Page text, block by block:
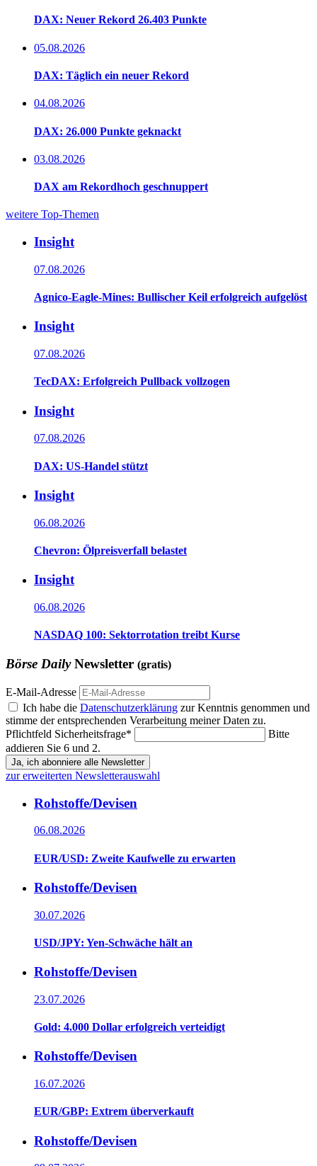
DAX: Neuer Rekord 26.403 Punkte
05.08.2026
DAX: Täglich ein neuer Rekord
04.08.2026
DAX: 26.000 Punkte geknackt
03.08.2026
DAX am Rekordhoch geschnuppert
weitere Top-Themen
Insight
07.08.2026
Agnico-Eagle-Mines: Bullischer Keil erfolgreich aufgelöst
Insight
07.08.2026
TecDAX: Erfolgreich Pullback vollzogen
Insight
07.08.2026
DAX: US-Handel stützt
Insight
06.08.2026
Chevron: Ölpreisverfall belastet
Insight
06.08.2026
NASDAQ 100: Sektorrotation treibt Kurse
Börse DailyNewsletter (gratis)
E-Mail-Adresse
Ich habe die Datenschutzerklärung zur Kenntnis genommen und
stimme der entsprechenden Verarbeitung meiner Daten zu.
Pflichtfeld Sicherheitsfrage*
Bitte
addieren Sie 6 und 2.
Ja, ich abonniere alle Newsletter
zur erweiterten Newsletterauswahl
Rohstoffe/Devisen
06.08.2026
EUR/USD: Zweite Kaufwelle zu erwarten
Rohstoffe/Devisen
30.07.2026
USD/JPY: Yen-Schwäche hält an
Rohstoffe/Devisen
23.07.2026
Gold: 4.000 Dollar erfolgreich verteidigt
Rohstoffe/Devisen
16.07.2026
EUR/GBP: Extrem überverkauft
Rohstoffe/Devisen